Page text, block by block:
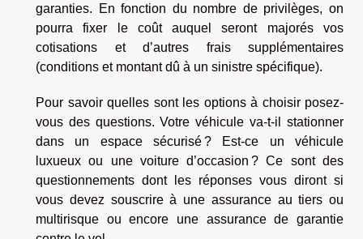
garanties. En fonction du nombre de privilèges, on
pourra fixer le coût auquel seront majorés vos
cotisations et d’autres frais supplémentaires
(conditions et montant dû à un sinistre spécifique).
Pour savoir quelles sont les options à choisir posez-
vous des questions. Votre véhicule va-t-il stationner
dans un espace sécurisé ? Est-ce un véhicule
luxueux ou une voiture d’occasion ? Ce sont des
questionnements dont les réponses vous diront si
vous devez souscrire à une assurance au tiers ou
multirisque ou encore une assurance de garantie